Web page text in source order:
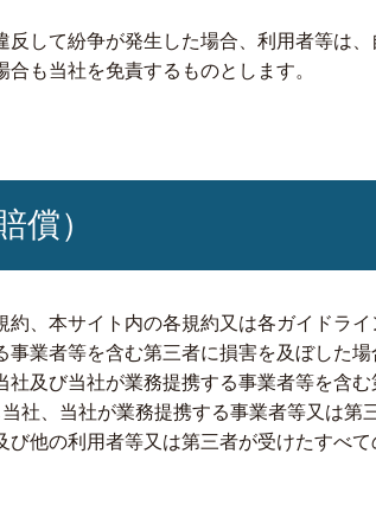
反して紛争が発生した場合、利用者等は
合も当社を免責するものとします。
償）
約、本サイト内の各規約又は各ガイドラ
事業者等を含む第三者に損害を及ぼした
社及び当社が業務提携する事業者等を含む
社、当社が業務提携する事業者等又は
び他の利用者等又は第三者が受けたすべ